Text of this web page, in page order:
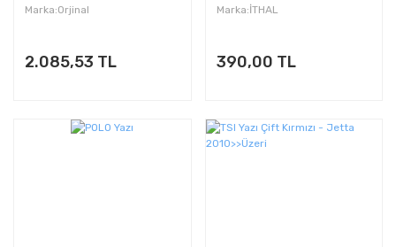
Marka:Orjinal
2.085,53 TL
Marka:İTHAL
390,00 TL